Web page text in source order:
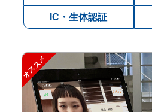
IC・生体認証
オススメ